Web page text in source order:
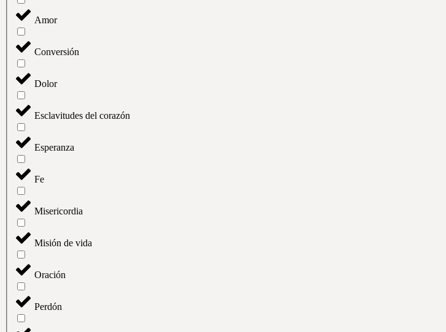
Amor
Conversión
Dolor
Esclavitudes del corazón
Esperanza
Fe
Misericordia
Misión de vida
Oración
Perdón